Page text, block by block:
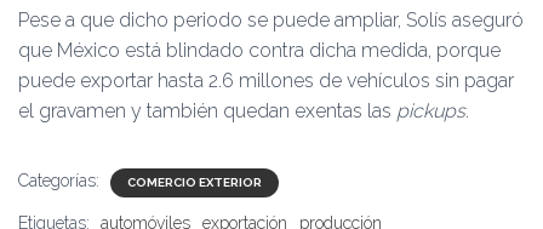
Pese a que dicho periodo se puede ampliar, Solís aseguró
que México está blindado contra dicha medida, porque
puede exportar hasta 2.6 millones de vehículos sin pagar
el gravamen y también quedan exentas las pickups.
Categorías: COMERCIO EXTERIOR
Etiquetas: automóviles exportación producción